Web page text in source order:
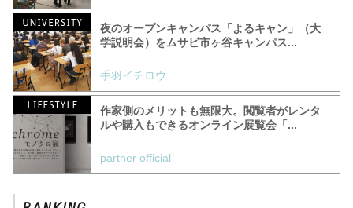
夜のオープンキャンパス「よるキャン」（大
学説明会）をムサビ市ヶ谷キャンパス...
手羽イチロウ
作家側のメリットも無限大。閲覧者がレンタ
ルや購入もできるオンライン展覧会「...
partner official